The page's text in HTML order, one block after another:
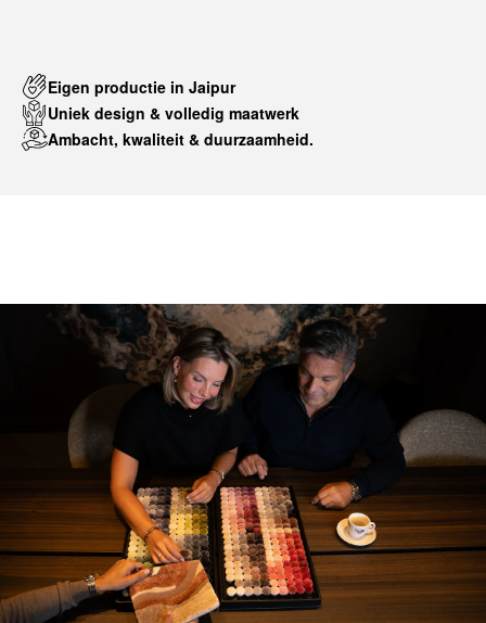
Eigen productie in Jaipur
Uniek design & volledig maatwerk
Ambacht, kwaliteit & duurzaamheid.